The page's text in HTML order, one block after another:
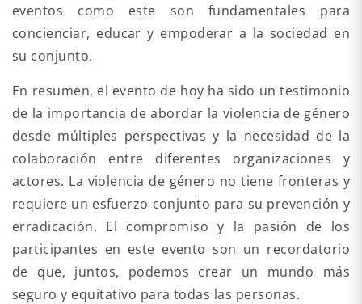
eventos como este son fundamentales para
concienciar, educar y empoderar a la sociedad en
su conjunto.
En resumen, el evento de hoy ha sido un testimonio
de la importancia de abordar la violencia de género
desde múltiples perspectivas y la necesidad de la
colaboración entre diferentes organizaciones y
actores. La violencia de género no tiene fronteras y
requiere un esfuerzo conjunto para su prevención y
erradicación. El compromiso y la pasión de los
participantes en este evento son un recordatorio
de que, juntos, podemos crear un mundo más
seguro y equitativo para todas las personas.